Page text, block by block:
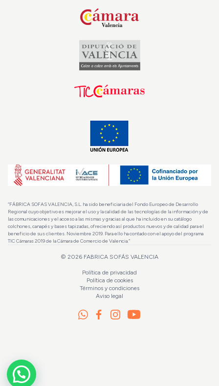
“FÁBRICA SOFAS VALENCIA, S.L. ha sido beneficiaria del Fondo Europeo de Desarrollo
Regional cuyo objetivo es mejorar el uso y la calidad de las tecnologías de la información y de
las comunicaciones y el acceso a las mismas y gracias al que ha incluido en su catálogo
colchones, canapés y bases tapizadas, ofreciendo así productos nuevos y de calidad para el
beneficio de sus clientes. Noviembre 2019. Para ello ha contado con el apoyo del programa
TIC Cámaras 2019 de la Cámara de Comercio de Valencia.”
© 2026 FABRICA SOFÁS VALENCIA
Política de privacidad
Política de cookies
Términos y condiciones
Aviso legal